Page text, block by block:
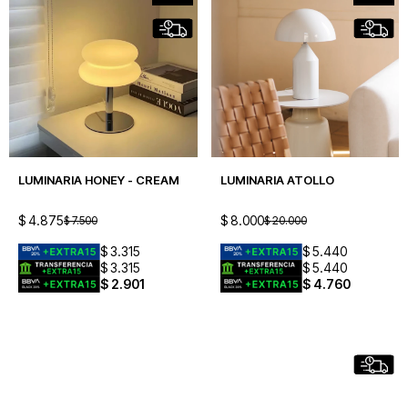
LUMINARIA HONEY - CREAM
$4.875$ 7.500
$3.315
$3.315
$ 2.901
LUMINARIA ATOLLO
$ 8.000$ 20.000
$ 5.440
$ 5.440
$ 4.760